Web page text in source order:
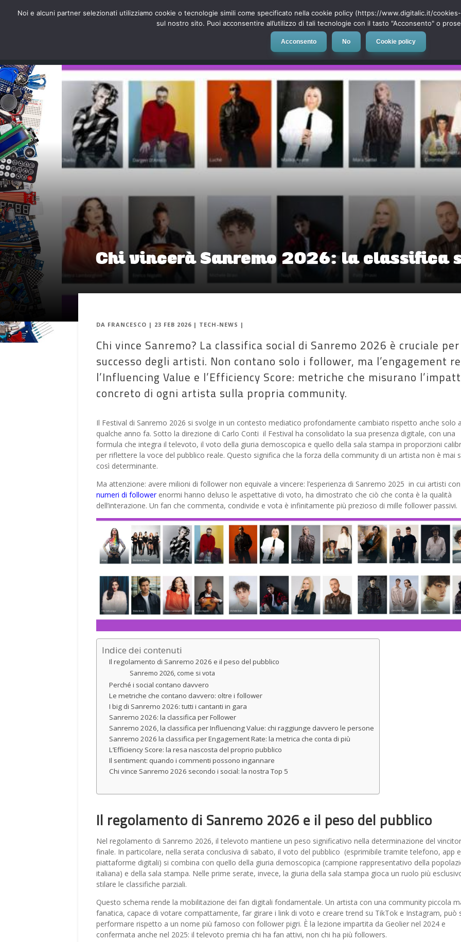
Social Network App Automotive Tech-News
Chi vincerà Sanremo 2026: la classifica
DA FRANCESCO | 23 FEB 2026 | TECH-NEWS |
Chi vince Sanremo? La classifica social di Sanremo 2026 è cruciale
successo degli artisti. Non contano solo i follower, ma l’engagement
l’Influencing Value e l’Efficiency Score: metriche che misurano
concreto di ogni artista sulla propria community.
Il Festival di Sanremo 2026 si svolge in un contesto mediatico profondamente cambiato rispetto anche solo a
qualche anno fa. Sotto la direzione di Carlo Conti il Festival ha consolidato la sua presenza digitale, con una
formula che integra il televoto, il voto della giuria demoscopica e quello della sala stampa in proporzioni
per riflettere la voce del pubblico reale. Questo significa che la forza della community di un artista non è mai
così determinante.
Ma attenzione: avere milioni di follower non equivale a vincere: l’esperienza di Sanremo 2025 in cui artisti con
numeri di followerenormi hanno deluso le aspettative di voto, ha dimostrato che ciò che conta è la qualità
dell’interazione. Un fan che commenta, condivide e vota è infinitamente più prezioso di mille follower passivi.
Indice dei contenuti
Il regolamento di Sanremo 2026 e il peso del pubblico
Sanremo 2026, come si vota
Perché i social contano davvero
Le metriche che contano davvero: oltre i follower
I big di Sanremo 2026: tutti i cantanti in gara
Sanremo 2026: la classifica per Follower
Sanremo 2026, la classifica per Influencing Value: chi raggiunge davvero le persone
Sanremo 2026 la classifica per Engagement Rate: la metrica che conta di più
L’Efficiency Score: la resa nascosta del proprio pubblico
Il sentiment: quando i commenti possono ingannare
Chi vince Sanremo 2026 secondo i social: la nostra Top 5
Il regolamento di Sanremo 2026 e il peso del pubblico
Nel regolamento di Sanremo 2026, il televoto mantiene un peso significativo nella determinazione del
finale. In particolare, nella serata conclusiva di sabato, il voto del pubblico (esprimibile tramite telefono, app e
piattaforme digitali) si combina con quello della giuria demoscopica (campione rappresentativo della
italiana) e della sala stampa. Nelle prime serate, invece, la giuria della sala stampa gioca un ruolo più
stilare le classifiche parziali.
Questo schema rende la mobilitazione dei fan digitali fondamentale. Un artista con una community piccola
fanatica, capace di votare compattamente, far girare i link di voto e creare trend su TikTok e Instagram, può
performare rispetto a un nome più famoso con follower pigri. È la lezione impartita da Geolier nel 2024 e
confermata anche nel 2025: il televoto premia chi ha fan attivi, non chi ha più followers.
Noi e alcuni partner selezionati utilizziamo cookie o tecnologie simili come specificato nella cookie policy (https://www.digitalic.it/
sul nostro sito. Puoi acconsentire all’utilizzo di tali tecnologie con il tasto "Acconsento" o
Acconsento No Cookie policy